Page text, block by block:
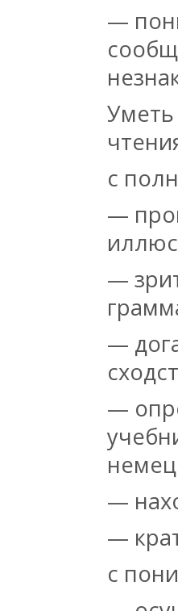
—
с
—
—
—
—
—
—
с